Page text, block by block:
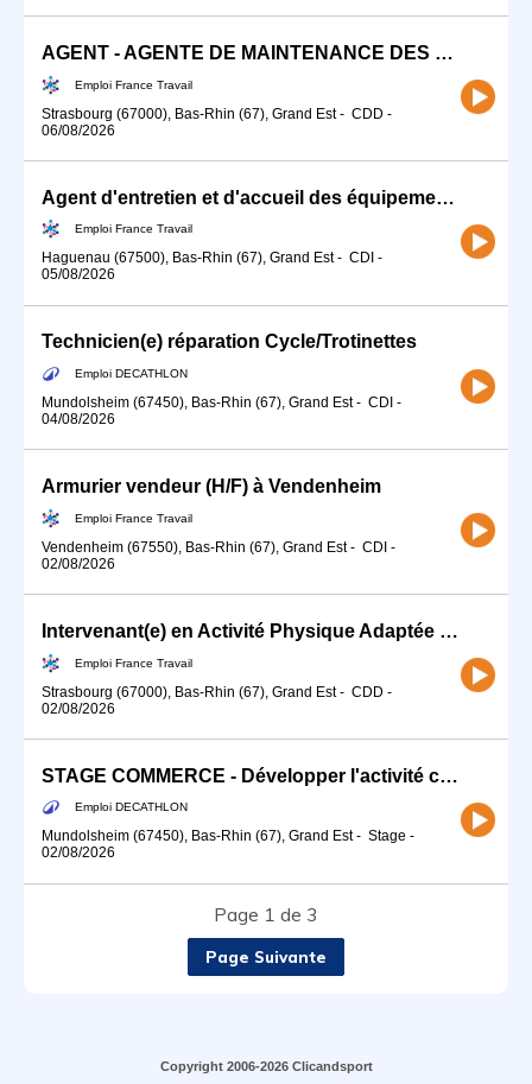
AGENT - AGENTE DE MAINTENANCE DES TERRAINS DE SPORT (H/F)
Emploi France Travail
Strasbourg (67000), Bas-Rhin (67), Grand Est- CDD -
06/08/2026
Agent d'entretien et d'accueil des équipements sportifs (H/F)
Emploi France Travail
Haguenau (67500), Bas-Rhin (67), Grand Est- CDI -
05/08/2026
Technicien(e) réparation Cycle/Trotinettes
Emploi DECATHLON
Mundolsheim (67450), Bas-Rhin (67), Grand Est- CDI -
04/08/2026
Armurier vendeur (H/F) à Vendenheim
Emploi France Travail
Vendenheim (67550), Bas-Rhin (67), Grand Est- CDI -
02/08/2026
Intervenant(e) en Activité Physique Adaptée 67 H/F (H/F)
Emploi France Travail
Strasbourg (67000), Bas-Rhin (67), Grand Est- CDD -
02/08/2026
STAGE COMMERCE - Développer l'activité commerciale de ton sport (H/F)
Emploi DECATHLON
Mundolsheim (67450), Bas-Rhin (67), Grand Est- Stage -
02/08/2026
Page 1 de 3
Page Suivante
Copyright 2006-2026 Clicandsport